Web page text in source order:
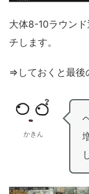
大体8-10ラウン
チします。
⇒しておくと最後
かきん